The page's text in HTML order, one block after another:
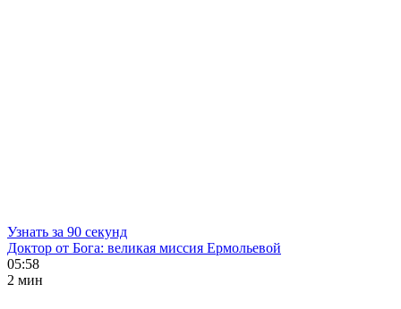
Узнать за 90 секунд
Доктор от Бога: великая миссия Ермольевой
05:58
2 мин